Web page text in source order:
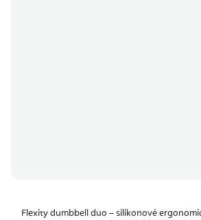
Flexity dumbbell duo – silikonové